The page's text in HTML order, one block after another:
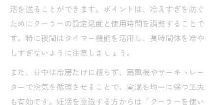
活を送ることができます。ポイントは、冷えすぎを防ぐ
ためにクーラーの設定温度と使用時間を調整することで
す。特に夜間はタイマー機能を活用し、長時間体を冷や
しすぎないように注意しましょう。
また、日中は冷房だけに頼らず、扇風機やサーキュレー
ターで空気を循環させることで、室温を均一に保つ工夫
も有効です。妊活を意識する方からは「クーラーを使い